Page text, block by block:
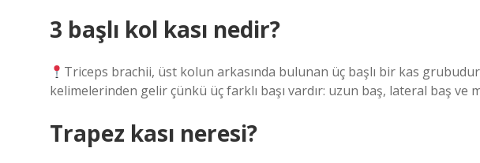
3 başlı kol kası nedir?
Triceps brachii, üst kolun arkasında bulunan üç başlı bir kas grubudur.
kelimelerinden gelir çünkü üç farklı başı vardır: uzun baş, lateral baş ve
Trapez kası neresi?